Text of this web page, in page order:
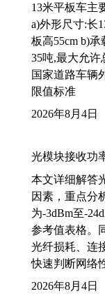
13米平板车主
a)外形尺寸:长
板高55cm b)
35吨,最大允许
国家道路车辆
限值标准
2026年8月4日
光模块接收功
本文详细解答
因素，重点分
为-3dBm至-
参考值表格。
光纤损耗、连
快速判断网络
2026年8月4日